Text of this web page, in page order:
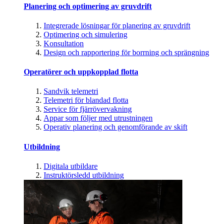
Planering och optimering av gruvdrift
Integrerade lösningar för planering av gruvdrift
Optimering och simulering
Konsultation
Design och rapportering för borrning och sprängning
Operatörer och uppkopplad flotta
Sandvik telemetri
Telemetri för blandad flotta
Service för fjärrövervakning
Appar som följer med utrustningen
Operativ planering och genomförande av skift
Utbildning
Digitala utbildare
Instruktörsledd utbildning